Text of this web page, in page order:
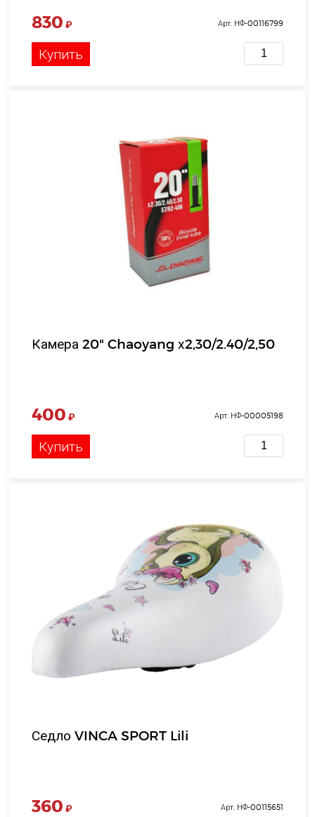
830 ₽ Арт. НФ-00116799
Купить
Камера 20" Chaoyang х2,30/2.40/2,50
400 ₽ Арт. НФ-00005198
Купить
Седло VINCA SPORT Lili
360 ₽ Арт. НФ-00115651